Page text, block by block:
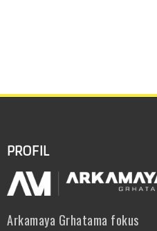
PROFIL
Arkamaya Grhatama fokus